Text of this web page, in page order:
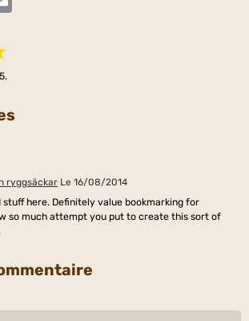
ryggsäckar Le 16/08/2014
stuff here. Definitely value bookmarking for
so much attempt you put to create this sort of